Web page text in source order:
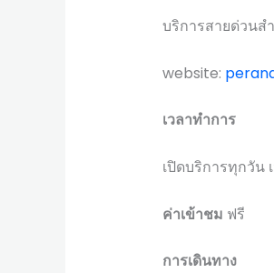
บริการสายด่วนส
website:
เวลาทำการ
เปิดบริการทุกวัน
ค่าเข้าชม ฟรี
การเดินทาง